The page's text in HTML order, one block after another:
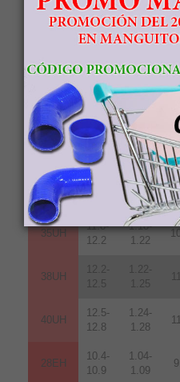
42SH
12.8-
13.2
1.289-
1.32
45SH
13.8
1.38
28UH
10.2-
10.8
1.02-
1.08
30UH
10.8-
11.3
1.08-
1.13
33UH
11.3-
11.7
1.13-
1.17
35UH
11.8-
12.2
1.18-
1.22
38UH
12.2-
12.5
1.22-
1.25
40UH
12.5-
12.8
1.24-
1.28
28EH
10.4-
10.9
1.04-
1.09